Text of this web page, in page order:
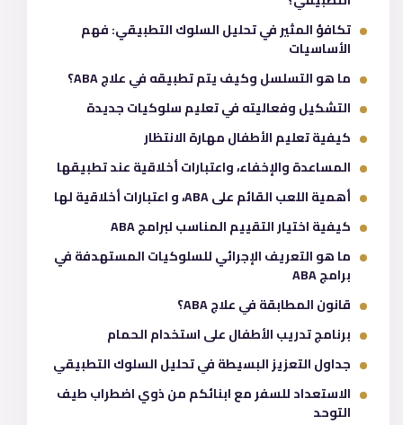
تكافؤ المثير في تحليل السلوك التطبيقي: فهم
الأساسيات
ما هو التسلسل وكيف يتم تطبيقه في علاج ABA؟
التشكيل وفعاليته في تعليم سلوكيات جديدة
كيفية تعليم الأطفال مهارة الانتظار
المساعدة والإخفاء، واعتبارات أخلاقية عند تطبيقها
أهمية اللعب القائم على ABA، و اعتبارات أخلاقية لها
كيفية اختيار التقييم المناسب لبرامج ABA
ما هو التعريف الإجرائي للسلوكيات المستهدفة في
برامج ABA
قانون المطابقة في علاج ABA؟
برنامج تدريب الأطفال على استخدام الحمام
جداول التعزيز البسيطة في تحليل السلوك التطبيقي
الاستعداد للسفر مع ابنائكم من ذوي اضطراب طيف
التوحد